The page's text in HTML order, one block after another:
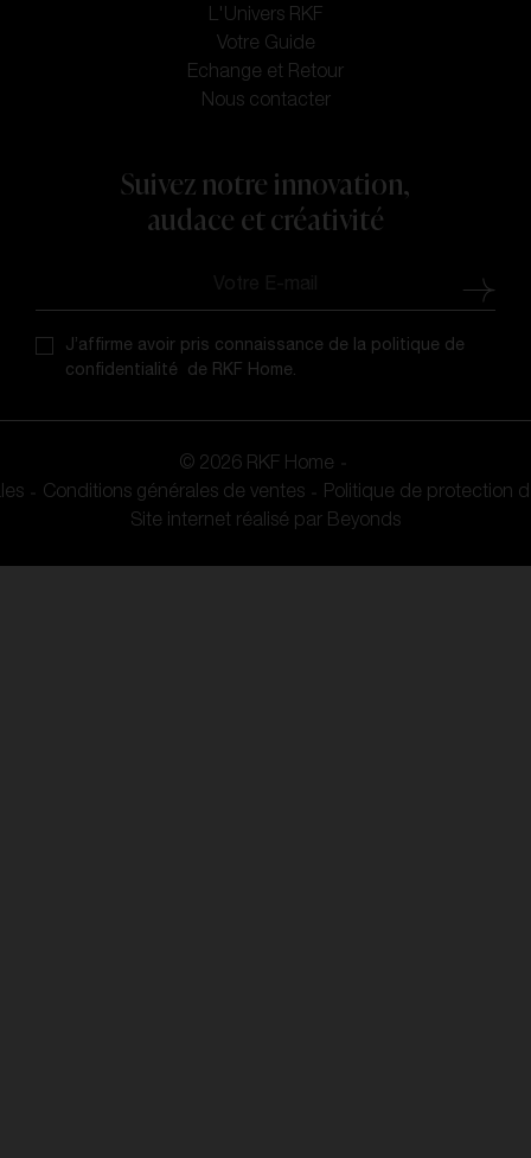
L'Univers RKF
Votre Guide
Echange et Retour
Nous contacter
Suivez notre innovation,
audace et créativité
J’affirme avoir pris connaissance de la politique de
confidentialité de RKF Home.
© 2026 RKF Home
Conditions générales de ventes
Politique de protection
Site internet réalisé par Beyonds